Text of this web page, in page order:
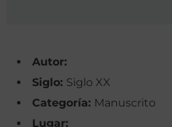
Autor:
Siglo: Siglo XX
Categoría: Manuscrito
Lugar: